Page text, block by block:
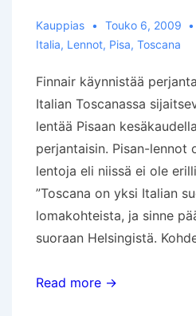
Kauppias Touko 6, 2009
Italia, Lennot, Pisa, Toscana
Finnair käynnistää
Italian Toscanassa
lentää Pisaan
perjantaisin. Pisan-lennot
lentoja eli niissä ei ole
”Toscana on yksi Italian
lomakohteista, ja sinne
suoraan Helsingistä.
Finnair
Read more →